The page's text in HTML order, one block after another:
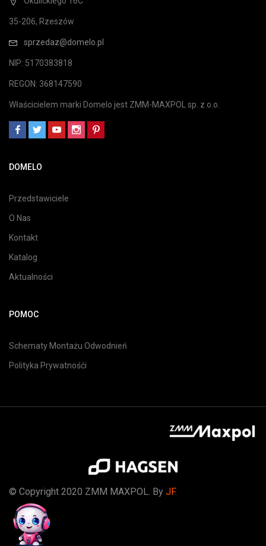
35-206, Rzeszów
sprzedaz@domelo.pl
NIP: 5170383818
REGON: 368147590
Właścicielem marki Domelo jest ZMM-MAXPOL sp. z o.o.
DOMELO
Przedstawiciele
O Nas
Kontakt
Katalog
Aktualności
POMOC
Schematy Montażu Odwodnień
Polityka Prywatnośći
© Copyright 2020 ZMM MAXPOL. By JF.